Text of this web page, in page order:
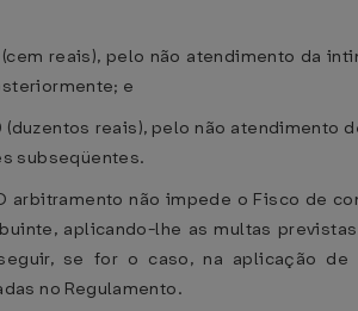
reais), pelo não atendimento da
e
reais), pelo não atendimento
subseqüentes.
arbitramento não impede o Fisco de
aplicando-lhe as multas
se for o caso, na aplicação de
no Regulamento.